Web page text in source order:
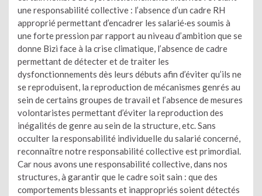
une responsabilité collective : l’absence d’un cadre RH
approprié permettant d’encadrer les salarié·es soumis à
une forte pression par rapport au niveau d’ambition que se
donne Bizi face à la crise climatique, l’absence de cadre
permettant de détecter et de traiter les
dysfonctionnements dès leurs débuts afin d’éviter qu’ils ne
se reproduisent, la reproduction de mécanismes genrés au
sein de certains groupes de travail et l’absence de mesures
volontaristes permettant d’éviter la reproduction des
inégalités de genre au sein de la structure, etc. Sans
occulter la responsabilité individuelle du salarié concerné,
reconnaître notre responsabilité collective est primordial.
Car nous avons une responsabilité collective, dans nos
structures, à garantir que le cadre soit sain : que des
comportements blessants et inappropriés soient détectés